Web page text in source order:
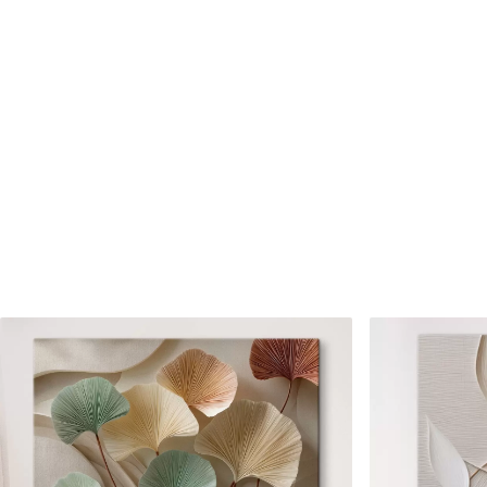
✓
✓Biztonságos, szagtalan tinta
✗ Vászonhatású felület
✗Környezetbarát anyag
✓
✓ Biztonságos,
✓ Vászonhatású felület
✗ Környezetbarát anyag